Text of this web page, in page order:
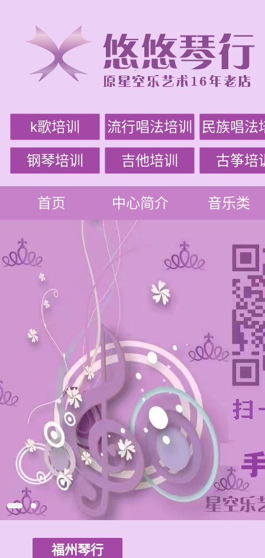
k歌培训 流行唱法培训 民族唱法
钢琴培训 吉他培训 古筝培
首页 中心简介 音乐类
福州琴行